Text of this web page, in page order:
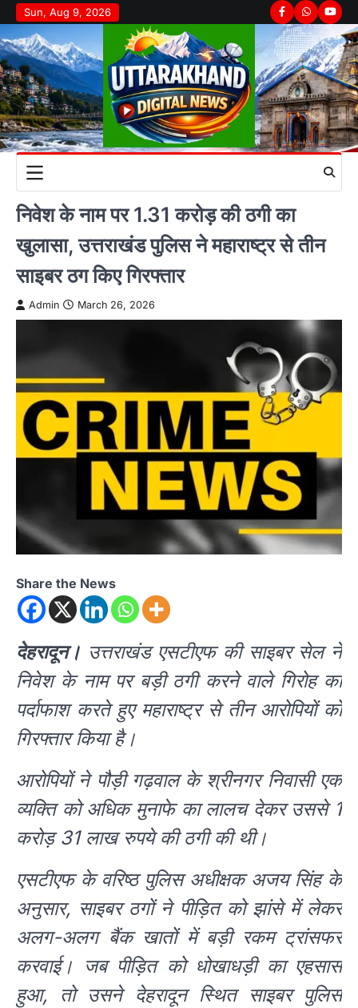
Skip
to
content
Sun, Aug 9, 2026 Facebook
Whatsapp
निवेश के नाम पर 1.31 करोड़ की ठगी का
खुलासा, उत्तराखंड पुलिस ने महाराष्ट्र से तीन
साइबर ठग किए गिरफ्तार
Admin March 26, 2026
Share the News
देहरादून। उत्तराखंड एसटीएफ की साइबर सेल ने
निवेश के नाम पर बड़ी ठगी करने वाले गिरोह का
पर्दाफाश करते हुए महाराष्ट्र से तीन आरोपियों को
गिरफ्तार किया है।
आरोपियों ने पौड़ी गढ़वाल के श्रीनगर निवासी एक
व्यक्ति को अधिक मुनाफे का लालच देकर उससे 1
करोड़ 31 लाख रुपये की ठगी की थी।
एसटीएफ के वरिष्ठ पुलिस अधीक्षक अजय सिंह के
अनुसार, साइबर ठगों ने पीड़ित को झांसे में लेकर
अलग-अलग बैंक खातों में बड़ी रकम ट्रांसफर
करवाई। जब पीड़ित को धोखाधड़ी का एहसास
हुआ, तो उसने देहरादून स्थित साइबर पुलिस